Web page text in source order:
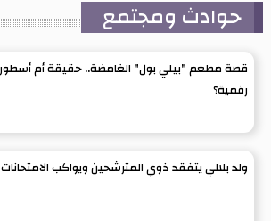
حوادث ومجتمع
قصة مطعم "بيلي بول" الغامضة.. حقيقة أم
رقمية؟
ولد بلالي يتفقد ذوي المترشحين ويواكب الامتحانات